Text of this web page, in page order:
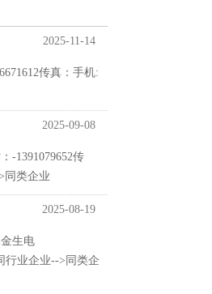
2025-11-14
传真：手机:
2025-09-08
-1391079652传
同类企业
2025-08-19
生电
行业企业-->同类企